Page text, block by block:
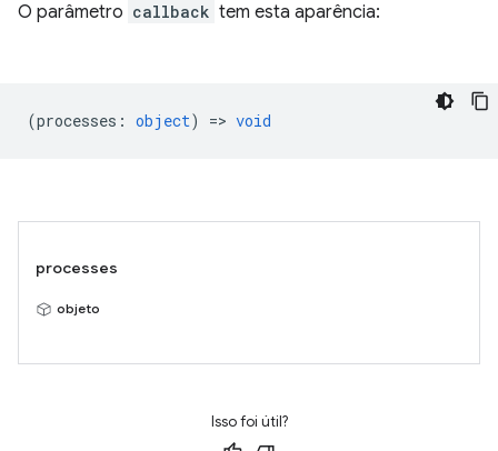
O parâmetro callback tem esta aparência:
(processes : object) => void
processes
objeto
Isso foi útil?